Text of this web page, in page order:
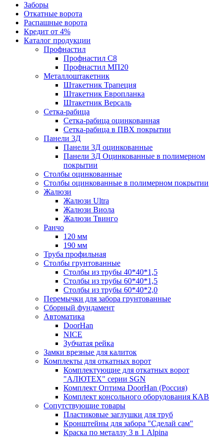
Заборы
Откатные ворота
Распашные ворота
Кредит от 4%
Каталог продукции
Профнастил
Профнастил С8
Профнастил МП20
Металлоштакетник
Штакетник Трапеция
Штакетник Европланка
Штакетник Версаль
Сетка-рабица
Сетка-рабица оцинкованная
Сетка-рабица в ПВХ покрытии
Панели 3Д
Панели 3Д оцинкованные
Панели 3Д Оцинкованные в полимерном
покрытии
Столбы оцинкованные
Столбы оцинкованные в полимерном покрытии
Жалюзи
Жалюзи Ultra
Жалюзи Виола
Жалюзи Твинго
Ранчо
120 мм
190 мм
Труба профильная
Столбы грунтованные
Столбы из трубы 40*40*1,5
Столбы из трубы 60*40*1,5
Столбы из трубы 60*40*2,0
Перемычки для забора грунтованные
Сборный фундамент
Автоматика
DoorHan
NICE
Зубчатая рейка
Замки врезные для калиток
Комплекты для откатных ворот
Комплектующие для откатных ворот
"АЛЮТЕХ" серии SGN
Комплект Оптима DoorHan (Россия)
Комплект консольного оборудования КАВ
Сопутствующие товары
Пластиковые заглушки для труб
Кронштейны для забора "Сделай сам"
Краска по металлу 3 в 1 Alpina